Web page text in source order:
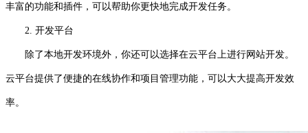
丰富的功能和插件，可以帮助你更快地完成开发任务。
2. 开发平台
除了本地开发环境外，你还可以选择在云平台上进行网站开发。
云平台提供了便捷的在线协作和项目管理功能，可以大大提高开发效
率。